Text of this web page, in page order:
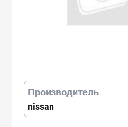
Производитель
nissan